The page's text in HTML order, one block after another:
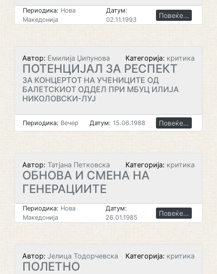
Периодика: Нова
Македонија
Датум:
02.11.1993
Повеќе...
Автор: Емилија Џипунова Категорија: критика
ПОТЕНЦИЈАЛ ЗА РЕСПЕКТ
ЗА КОНЦЕРТОТ НА УЧЕНИЦИТЕ ОД
БАЛЕТСКИОТ ОДДЕЛ ПРИ МБУЦ ИЛИЈА
НИКОЛОВСКИ-ЛУЈ
Периодика: Вечер Датум: 15.06.1988 Повеќе...
Автор: Татјана Петковска Категорија: критика
ОБНОВА И СМЕНА НА
ГЕНЕРАЦИИТЕ
Периодика: Нова
Македонија
Датум:
26.01.1985
Повеќе...
Автор: Јелица Тодорчевска Категорија: критика
ПОЛЕТНО